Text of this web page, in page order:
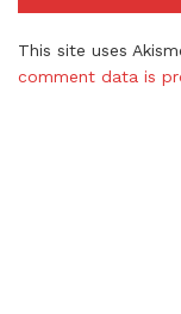
This site uses
comment data is